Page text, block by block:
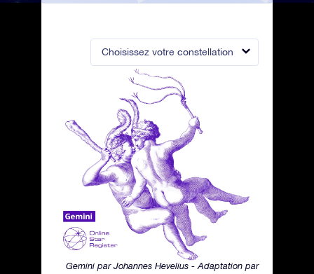
Choisissez votre constellation
Gemini par Johannes Hevelius - Adaptation par